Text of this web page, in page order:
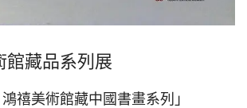
館藏品系列展
禧美術館藏中國書畫系列」